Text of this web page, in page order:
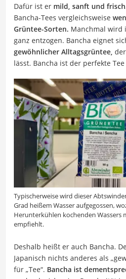
Dafür ist er mild, sanft und
Bancha-Tees vergleichsweise
Grüntee-Sorten. Manchmal wird
ganz entzogen. Bancha eignet
gewöhnlicher Alltagsgrüntee,
lässt. Bancha ist der perfekte
Typischerweise wird dieser
Grad heißem Wasser aufgegossen,
Herunterkühlen kochenden Wassers
empfiehlt.
Deshalb heißt er auch Bancha.
Japanisch nichts anderes als
für „Tee“. Bancha ist